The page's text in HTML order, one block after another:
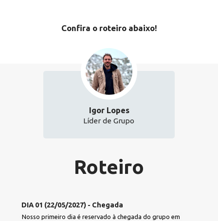
Confira o roteiro abaixo!
Igor Lopes
Líder de Grupo
Roteiro
DIA 01 (22/05/2027) - Chegada
Nosso primeiro dia é reservado à chegada do grupo em